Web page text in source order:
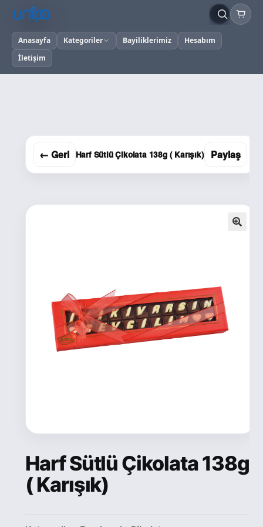
Anasayfa Kategoriler Bayiliklerimiz
Hesabım
İletişim
← Geri Harf Sütlü Çikolata 138g ( Karışık) Paylaş
Harf Sütlü Çikolata 138g
( Karışık)